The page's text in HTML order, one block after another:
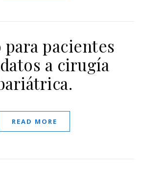
para pacientes
a cirugía
READ MORE